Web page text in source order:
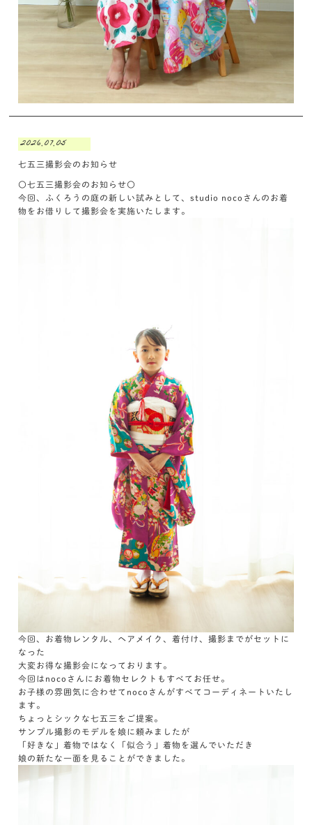
2026.07.05
七五三撮影会のお知らせ
〇七五三撮影会のお知らせ〇
今回、ふくろうの庭の新しい試みとして、studio nocoさんのお着
物をお借りして撮影会を実施いたします。
今回、お着物レンタル、ヘアメイク、着付け、撮影までがセットに
なった
大変お得な撮影会になっております。
今回はnocoさんにお着物セレクトもすべてお任せ。
お子様の雰囲気に合わせてnocoさんがすべてコーディネートいたし
ます。
ちょっとシックな七五三をご提案。
サンプル撮影のモデルを娘に頼みましたが
「好きな」着物ではなく「似合う」着物を選んでいただき
娘の新たな一面を見ることができました。